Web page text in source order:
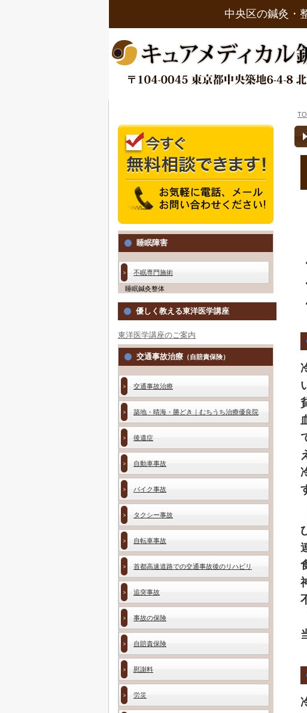
中央区の鍼灸・
睡眠障害
不眠専門施術
睡眠鍼灸整体
優しく教える東洋医学講座
東洋医学講座のご案内
交通事故治療 （自賠責保険）
交通事故治療
築地・晴海・勝どき｜むちうち治療優良院
後遺症
自動車事故
バイク事故
タクシー事故
自転車事故
首都高速道路での交通事故後のリハビリ
追突事故
事故の保険
自賠責保険
慰謝料
労災